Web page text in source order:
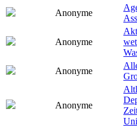
Anonyme
Anonyme
Anonyme
Anonyme